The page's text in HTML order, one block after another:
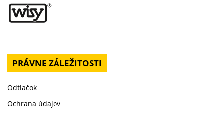
PRÁVNE ZÁLEŽITOSTI
Odtlačok
Ochrana údajov